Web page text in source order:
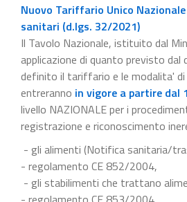
Nuovo Tariffario Unico
sanitari (d.lgs. 32/2021)
Il Tavolo Nazionale, istituito dal
applicazione di quanto previsto
definito il tariffario e le modalita'
entreranno in vigore a partire dal
livello NAZIONALE per i
registrazione e riconoscimento
- gli alimenti (Notifica sanitaria/
- regolamento CE 852/2004,
- gli stabilimenti che trattano